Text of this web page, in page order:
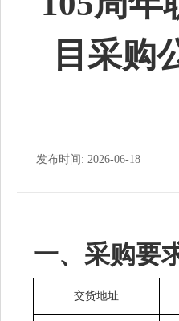
目采购
发布时间: 2026-06-18
一、采购要
交货地址